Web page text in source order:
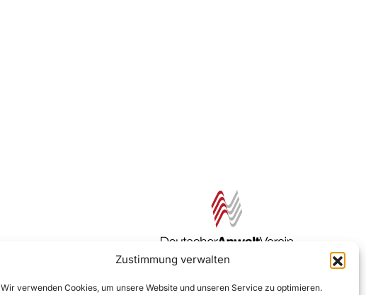
Zustimmung verwalten
Wir verwenden Cookies, um unsere Website und unseren Service zu optimieren.
Zur DAV Webseite